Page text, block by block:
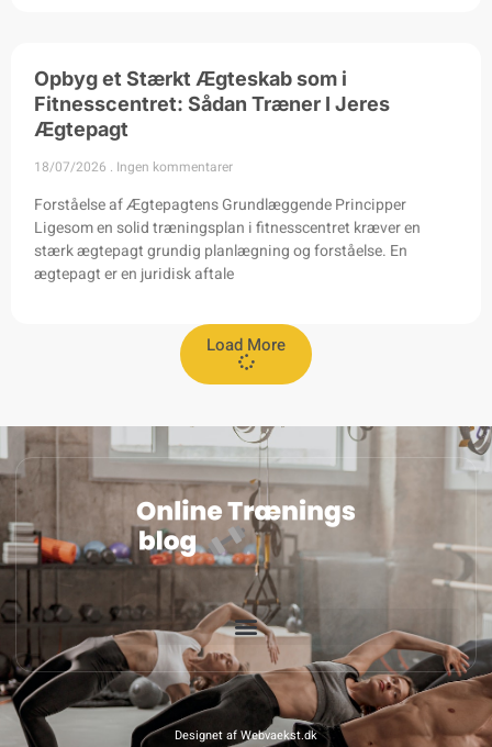
Opbyg et Stærkt Ægteskab som i
Fitnesscentret: Sådan Træner I Jeres
Ægtepagt
18/07/2026 Ingen kommentarer
Forståelse af Ægtepagtens Grundlæggende Principper
Ligesom en solid træningsplan i fitnesscentret kræver en
stærk ægtepagt grundig planlægning og forståelse. En
ægtepagt er en juridisk aftale
Load More
Designet af Webvaekst.dk